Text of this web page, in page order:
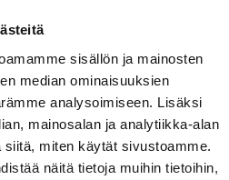
sisällön ja mainosten
median ominaisuuksien
analysoimiseen. Lisäksi
mainosalan ja analytiikka-alan
siitä, miten käytät sivustoamme.
näitä tietoja muihin tietoihin,
ja tulevasta.
U20-joukkue julkaistaan
kaikkien joukkueiden
sillä tiedossa on
uutisia.